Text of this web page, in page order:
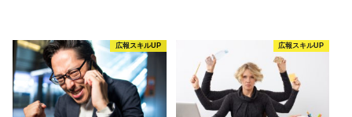
広報スキルUP 広報スキルUP